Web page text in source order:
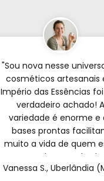
"Sou nova nesse
cosméticos artesanais
Império das Essências
verdadeiro achado! A
variedade é enorme e
bases prontas
muito a vida de quem
começando; o resultado
incrível. Sem contar
Vanessa S., Uberlândia